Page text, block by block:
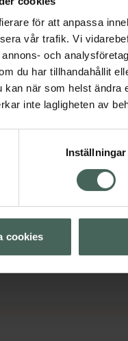
för att anpassa
vår trafik. Vi
och
du har tillhandahållit
kan när som helst
inte lagligheten av
Inställningar
cookies
produkter
Visa